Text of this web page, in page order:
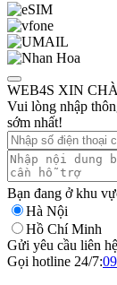
WEB4S XIN
Vui lòng nhập
sớm nhất!
Bạn đang ở khu
Hà Nội
Hồ Chí Minh
Gửi yêu cầu liên
Gọi hotline 24/7: